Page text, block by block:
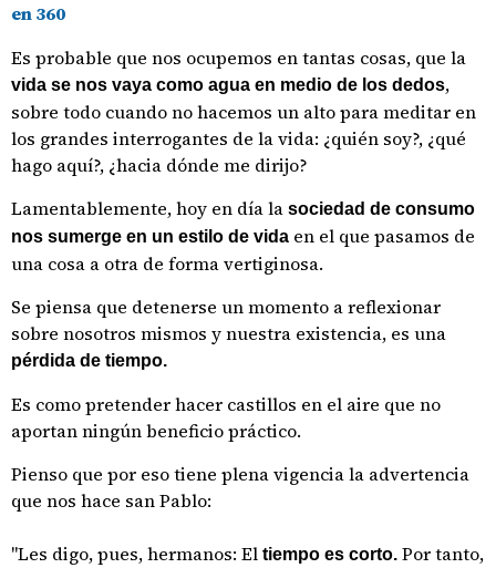
en 360
Es probable que nos ocupemos en tantas cosas, que la
vida se nos vaya como agua en medio de los dedos,
sobre todo cuando no hacemos un alto para meditar en
los grandes interrogantes de la vida: ¿quién soy?, ¿qué
hago aquí?, ¿hacia dónde me dirijo?
Lamentablemente, hoy en día la sociedad de consumo
nos sumerge en un estilo de vida en el que pasamos de
una cosa a otra de forma vertiginosa.
Se piensa que detenerse un momento a reflexionar
sobre nosotros mismos y nuestra existencia, es una
pérdida de tiempo.
Es como pretender hacer castillos en el aire que no
aportan ningún beneficio práctico.
Pienso que por eso tiene plena vigencia la advertencia
que nos hace san Pablo:
"Les digo, pues, hermanos: El tiempo es corto. Por tanto,